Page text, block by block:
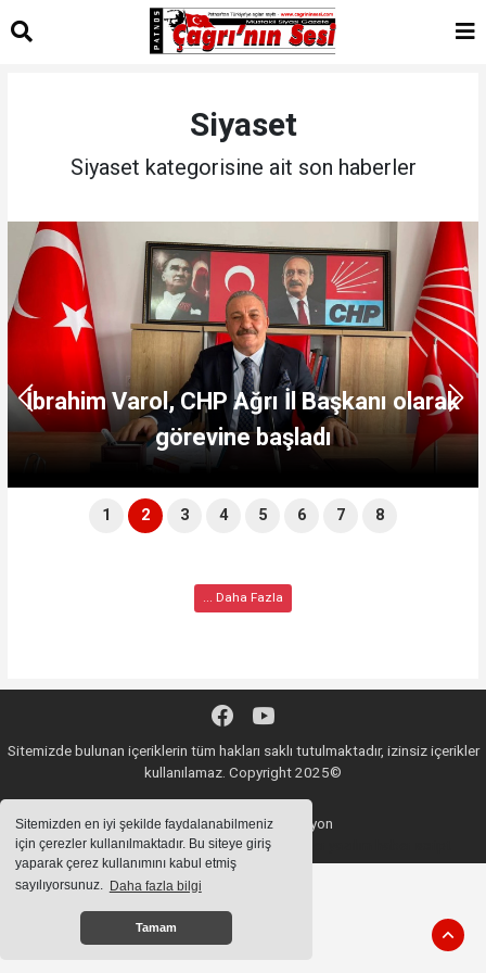
Sitemizden en iyi şekilde faydalanabilmeniz
için çerezler kullanılmaktadır. Bu siteye giriş
yaparak çerez kullanımını kabul etmiş
sayılıyorsunuz. Daha fazla bilgi
Tamam
Siyaset
Siyaset kategorisine ait son haberler
İbrahim Varol, CHP Ağrı İl Başkanı olarak
görevine başladı
1 2 3 4 5 6 7 8
... Daha Fazla
Sitemizde bulunan içeriklerin tüm hakları saklı tutulmaktadır, izinsiz içerikler
kullanılamaz. Copyright 2025©
Haber Yazılımı:Web Aksiyon
haber yazılımıhaber paketi haber scripti